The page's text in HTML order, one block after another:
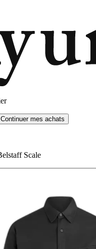
Continuer mes achats
Scale